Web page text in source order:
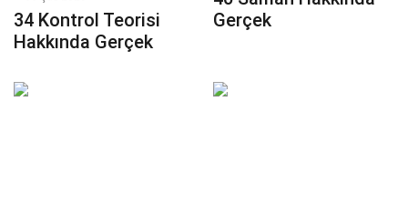
34 Kontrol Teorisi
Hakkında Gerçek
Gerçek